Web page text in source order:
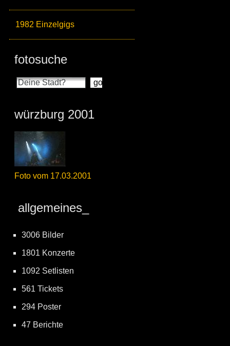
1982 Einzelgigs
fotosuche
würzburg 2001
Foto vom 17.03.2001
allgemeines_
3006 Bilder
1801 Konzerte
1092 Setlisten
561 Tickets
294 Poster
47 Berichte